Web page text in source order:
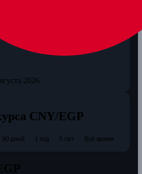
2026
CNY/EGP
90 дней 1 год 5 лет Всё время